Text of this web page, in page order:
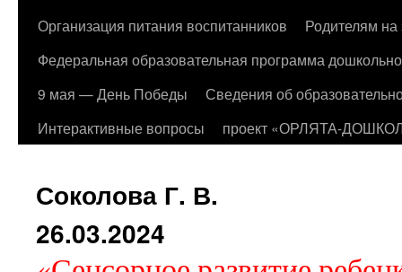
Организация питания воспитанников
Родителям на
Федеральная образовательная программа
9 мая — День Победы
Сведения об
Интерактивные вопросы
проект «ОРЛЯТА-
Соколова Г. В.
26.03.2024